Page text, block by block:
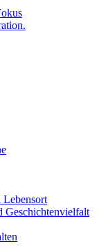
Geschichtenvielfalt